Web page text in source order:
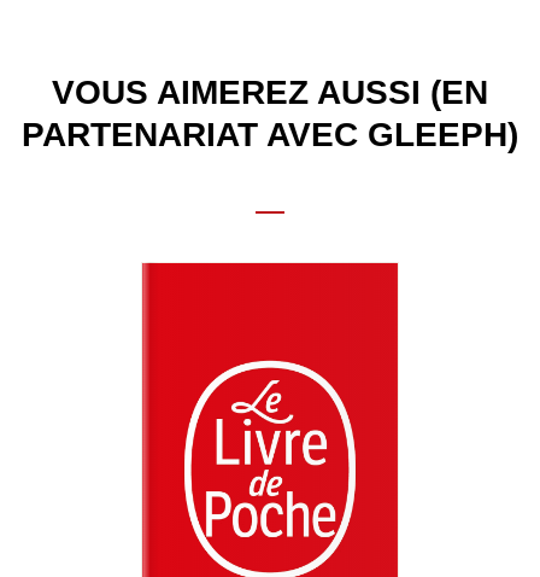
VOUS AIMEREZ AUSSI (EN
PARTENARIAT AVEC GLEEPH)